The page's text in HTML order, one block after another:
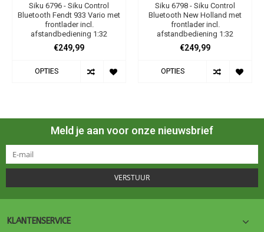
Siku 6796 - Siku Control
Bluetooth Fendt 933 Vario met
frontlader incl.
afstandbediening 1:32
€249,99
OPTIES
Siku 6798 - Siku Control
Bluetooth New Holland met
frontlader incl.
afstandbediening 1:32
€249,99
OPTIES
Meld je aan voor onze nieuwsbrief
VERSTUUR
KLANTENSERVICE